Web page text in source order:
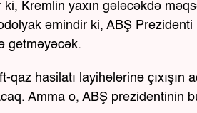
Kremlin yaxın gələcəkdə
əmindir ki, ABŞ
getməyəcək.
hasilatı layihələrinə çıxışın
Amma o, ABŞ prezidentinin